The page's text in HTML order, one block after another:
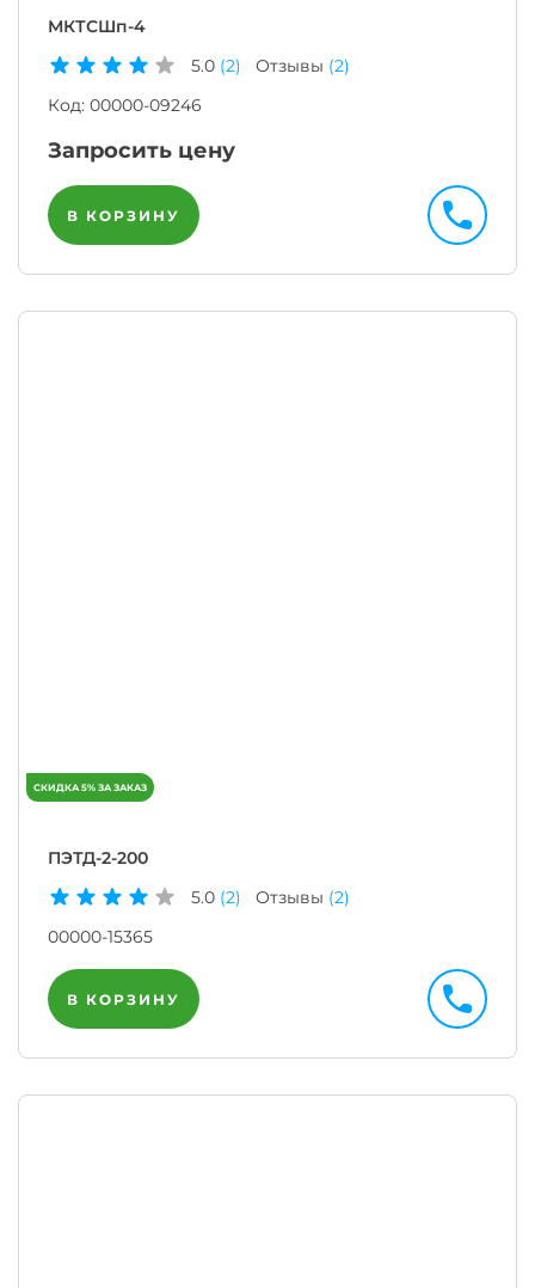
МКТСШп-4
5.0 (2) Отзывы (2)
Код: 00000-09246
Запросить цену
В КОРЗИНУ
ПЭТД-2-200
5.0 (2) Отзывы (2)
00000-15365
В КОРЗИНУ